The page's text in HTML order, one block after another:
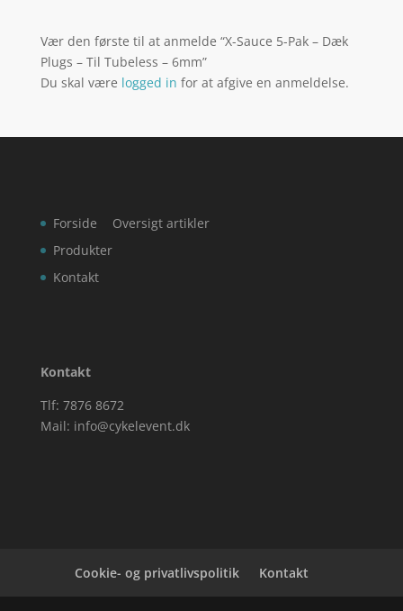
Vær den første til at anmelde “X-Sauce 5-Pak – Dæk
Plugs – Til Tubeless – 6mm”
Du skal være logged in for at afgive en anmeldelse.
Forside
Produkter
Kontakt
Oversigt artikler
Kontakt
Tlf: 7876 8672
Mail: info@cykelevent.dk
Cookie- og privatlivspolitik Kontakt